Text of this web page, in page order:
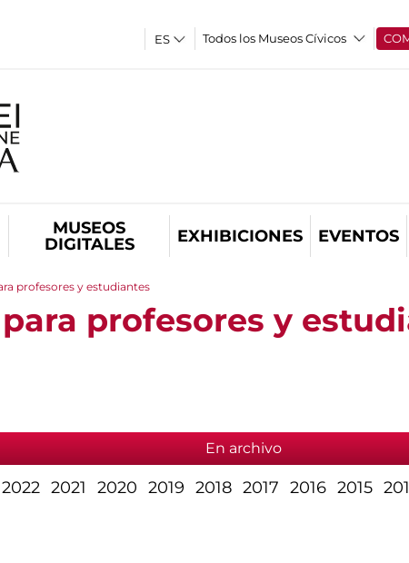
Todos los Museos Cívicos
MUSEOS
DIGITALES
EXHIBICIONES EVENTOS
profesores y estudiantes
profesores y
En archivo
2022 2021 2020 2019 2018 2017 2016 2015